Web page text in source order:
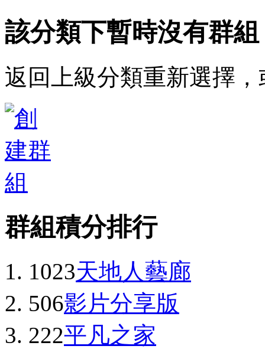
該分類下暫時沒有群組
返回上級分類重新選擇
群組積分排行
1023天地人藝廊
506影片分享版
222平凡之家